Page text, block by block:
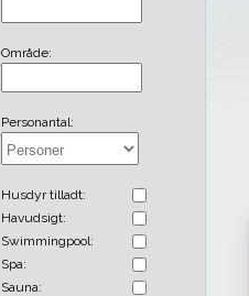
Område:
Personantal:
Husdyr tilladt:
Havudsigt:
Swimmingpool:
Spa:
Sauna: